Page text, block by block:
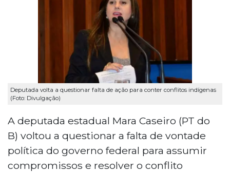
Deputada volta a questionar falta de ação para conter conflitos indígenas
(Foto: Divulgação)
A deputada estadual Mara Caseiro (PT do
B) voltou a questionar a falta de vontade
política do governo federal para assumir
compromissos e resolver o conflito